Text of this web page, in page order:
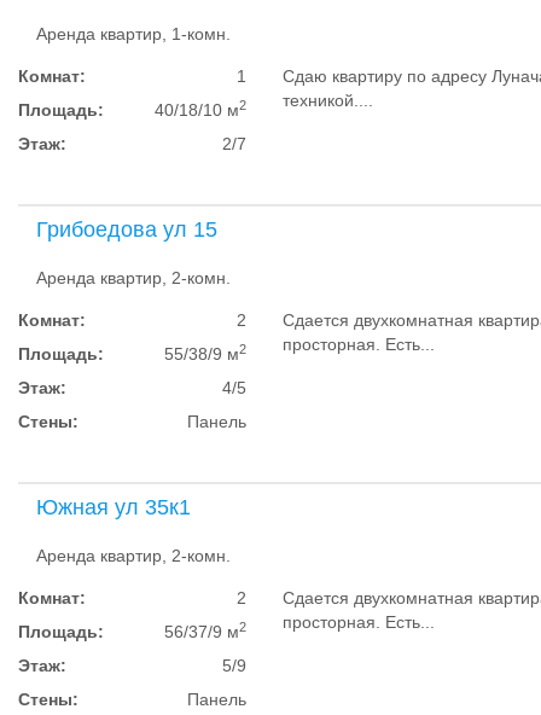
Аренда квартир, 1-комн.
Комнат:
1
Площадь:
40/18/10 м2
Этаж: 2/7
Сдаю квартиру по адресу
техникой....
Грибоедова ул 15
Аренда квартир, 2-комн.
Комнат:
2
Площадь:
55/38/9 м2
Этаж:
4/5
Стены:
Панель
Сдается двухкомнатная
просторная. Есть...
Южная ул 35к1
Аренда квартир, 2-комн.
Комнат:
2
Площадь:
56/37/9 м2
Этаж:
5/9
Стены:
Панель
Сдается двухкомнатная
просторная. Есть...